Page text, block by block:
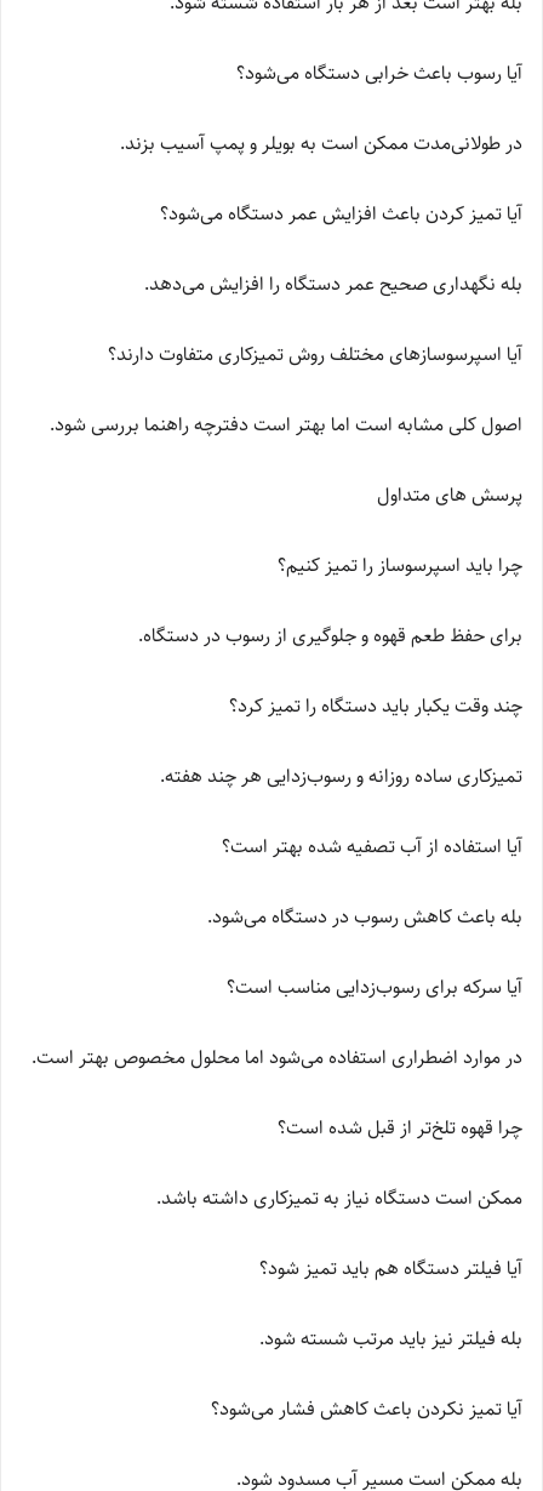
آیا رسوب باعث خرابی دستگاه می‌شود؟
در طولانی‌مدت ممکن است به بویلر و پمپ آسیب بزند.
آیا تمیز کردن باعث افزایش عمر دستگاه می‌شود؟
بله نگهداری صحیح عمر دستگاه را افزایش می‌دهد.
آیا اسپرسوسازهای مختلف روش تمیزکاری متفاوت دارند؟
اصول کلی مشابه است اما بهتر است دفترچه راهنما بررسی شود.
پرسش های متداول
چرا باید اسپرسوساز را تمیز کنیم؟
برای حفظ طعم قهوه و جلوگیری از رسوب در دستگاه.
چند وقت یکبار باید دستگاه را تمیز کرد؟
تمیزکاری ساده روزانه و رسوب‌زدایی هر چند هفته.
آیا استفاده از آب تصفیه شده بهتر است؟
بله باعث کاهش رسوب در دستگاه می‌شود.
آیا سرکه برای رسوب‌زدایی مناسب است؟
در موارد اضطراری استفاده می‌شود اما محلول مخصوص بهتر است.
چرا قهوه تلخ‌تر از قبل شده است؟
ممکن است دستگاه نیاز به تمیزکاری داشته باشد.
آیا فیلتر دستگاه هم باید تمیز شود؟
بله فیلتر نیز باید مرتب شسته شود.
آیا تمیز نکردن باعث کاهش فشار می‌شود؟
بله ممکن است مسیر آب مسدود شود.